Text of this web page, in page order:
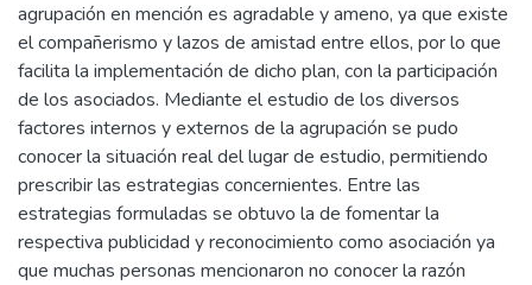
agrupación en mención es agradable y ameno, ya que existe
el compañerismo y lazos de amistad entre ellos, por lo que
facilita la implementación de dicho plan, con la participación
de los asociados. Mediante el estudio de los diversos
factores internos y externos de la agrupación se pudo
conocer la situación real del lugar de estudio, permitiendo
prescribir las estrategias concernientes. Entre las
estrategias formuladas se obtuvo la de fomentar la
respectiva publicidad y reconocimiento como asociación ya
que muchas personas mencionaron no conocer la razón